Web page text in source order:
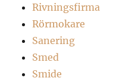
Rivningsfirma
Rörmokare
Sanering
Smed
Smide